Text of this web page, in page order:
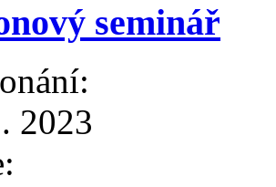
seminář
2023